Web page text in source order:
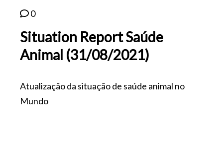
0
Situation Report Saúde
Animal (31/08/2021)
Atualização da situação de saúde animal no
Mundo